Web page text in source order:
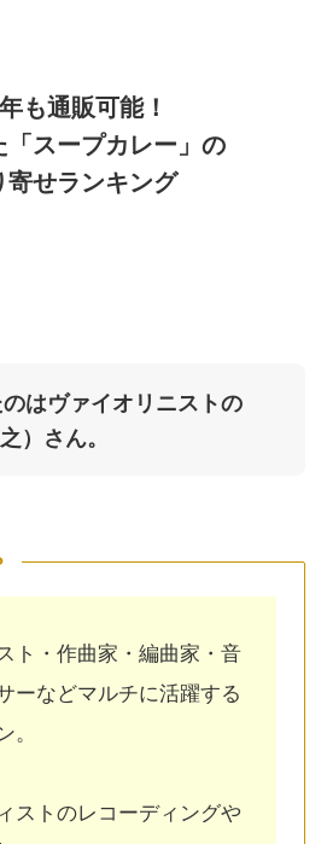
も通販可能！
スープカレー」の
寄せランキング
はヴァイオリニストの
）さん。
ト・作曲家・編曲家・音
ーなどマルチに活躍する
ストのレコーディングや